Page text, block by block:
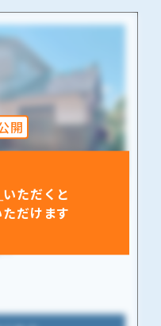
開
いただくと
だけます